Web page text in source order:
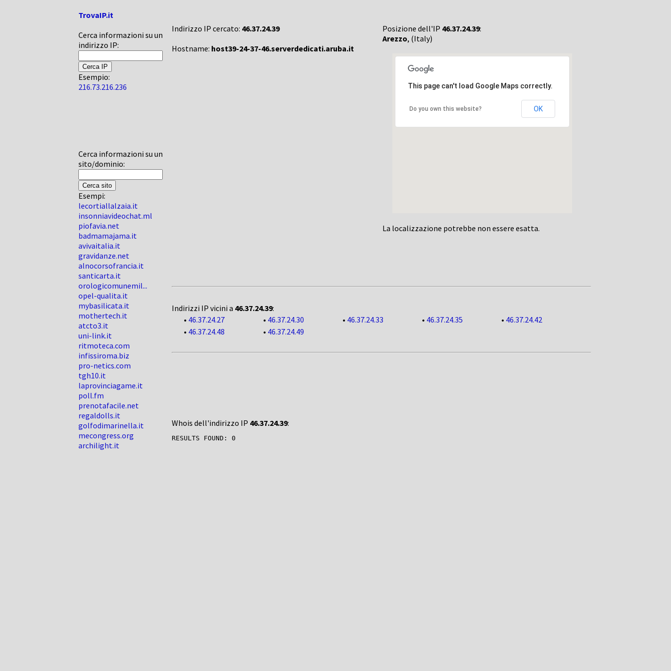
TrovaIP.it
Cerca informazioni su un
indirizzo IP:
Esempio:
216.73.216.236
Cerca informazioni su un
sito/dominio:
Esempi:
lecortiallalzaia.it
insonniavideochat.ml
piofavia.net
badmamajama.it
avivaitalia.it
gravidanze.net
alnocorsofrancia.it
santicarta.it
orologicomunemil...
opel-qualita.it
mybasilicata.it
mothertech.it
atcto3.it
uni-link.it
ritmoteca.com
infissiroma.biz
pro-netics.com
tgh10.it
laprovinciagame.it
poll.fm
prenotafacile.net
regaldolls.it
golfodimarinella.it
mecongress.org
archilight.it
Indirizzo IP cercato: 46.37.24.39
Hostname: host39-24-37-46.serverdedicati.aruba.it
Posizione dell'IP 46.37.24.39:
Arezzo, (Italy)
This page can't load Google Maps correctly.
Do you own this website? OK
La localizzazione potrebbe non essere esatta.
Indirizzi IP vicini a 46.37.24.39:
• 46.37.24.27 • 46.37.24.30 • 46.37.24.33 • 46.37.24.35 • 46.37.24.42
• 46.37.24.48 • 46.37.24.49
Whois dell'indirizzo IP 46.37.24.39: